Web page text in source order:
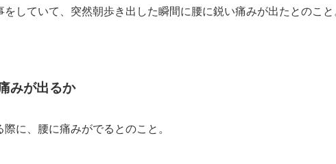
していて、突然朝歩き出した瞬間に腰に鋭い痛みが出たとのこと
みが出るか
に、腰に痛みがでるとのこと。